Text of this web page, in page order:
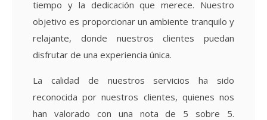
tiempo y la dedicación que merece. Nuestro
objetivo es proporcionar un ambiente tranquilo y
relajante, donde nuestros clientes puedan
disfrutar de una experiencia única.
La calidad de nuestros servicios ha sido
reconocida por nuestros clientes, quienes nos
han valorado con una nota de 5 sobre 5.